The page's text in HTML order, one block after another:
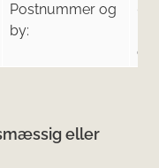
Postnummer og
by:
eller